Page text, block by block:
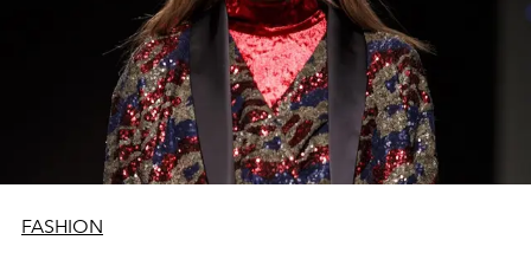
FASHION